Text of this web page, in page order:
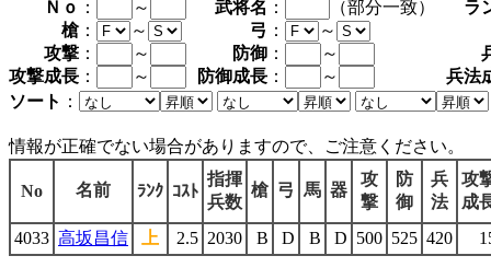
Ｎｏ ： ～ 武将名 ： （部分一致）
ラ
槍 ： ～ 弓 ：
～
攻撃 ： ～ 防御 ： ～
攻撃成長 ： ～ 防御成長 ： ～
兵法
ソート ：
情報が正確でない場合がありますので、ご注意ください。
No 名前 ﾗﾝｸ ｺｽﾄ
指揮
兵数
槍 弓 馬 器
攻
撃
防
御
兵
法
攻
成
4033 高坂昌信 上 2.5 2030 B D B D 500 525 420